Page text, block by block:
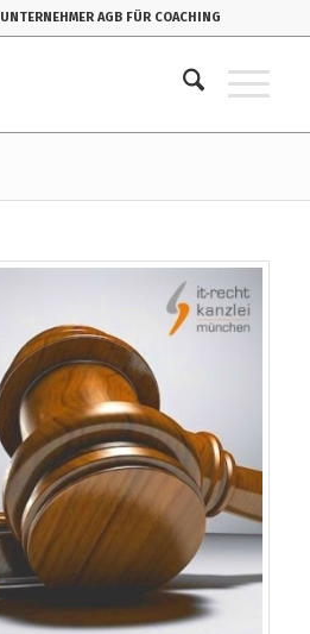
AGB FÜR COACHING